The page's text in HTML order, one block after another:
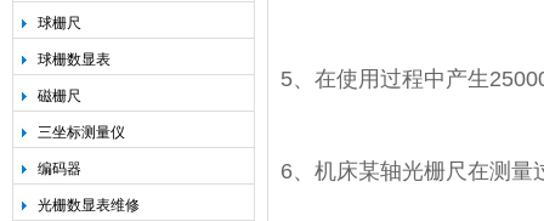
球栅尺
球栅数显表
磁栅尺
三坐标测量仪
编码器
光栅数显表维修
5、在使用过程中产生
6、机床某轴光栅尺在测量